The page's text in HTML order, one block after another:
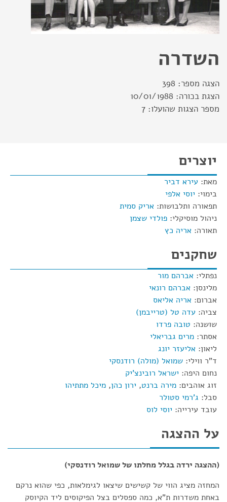
השדרה
הצגה מספר: 398
הצגת בכורה: 10/01/1988
מספר הצגות שהועלו: 7
יוצרים
מאת: עירא דביר
בימוי: יוסי אלפי
תפאורה ותלבושות: אריק סמית
ניהול מוסיקלי: פולדי שצמן
תאורה: אריה כץ
שחקנים
נפתלי: אברהם מור
מלינסן: אברהם רונאי
אברום: אריה אליאס
צביה: עדה טל (טרייבמן)
שושנה: טובה פרדו
אסתר: מרים גבריאלי
ליאון: אליעזר יונג
ד"ר ווילי: שמואל (מולה) רודנסקי
נחום היפה: ישראל רובינצ'יק
זוג אוהבים: מירה ברנט, ירון כהן, מיכל מתתיהו
סבל: ג'רמי סטולר
עובד עירייה: יוסי לוס
על ההצגה
(ההצגה ירדה בגלל מחלתו של שמואל רודנסקי)
המחזה מציג הווי של קשישים שיצאו לגימלאות, כפי שהוא נרקם
באחת משדרות ת"א, כמה ספסלים בצל הפיקוסים ליד הקיוסק